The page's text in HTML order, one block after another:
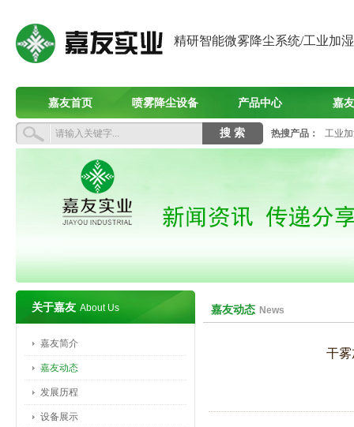
精研智能微雾降尘系统/工业加
嘉友首页 喷雾降尘设备 产品中心 嘉
热搜产品： 工业
关于嘉友 About Us
嘉友简介
嘉友动态
发展历程
设备展示
嘉友动态 News
干